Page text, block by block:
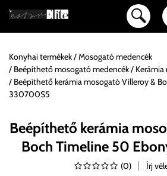
Konyhai termékek
Mosogató medencék
Beépíthető mosogató medencék
Beépíthető kerámia mosogató Villeroy &
330700S5
Beépíthető kerámia
Boch Timeline 50
(0) Írj